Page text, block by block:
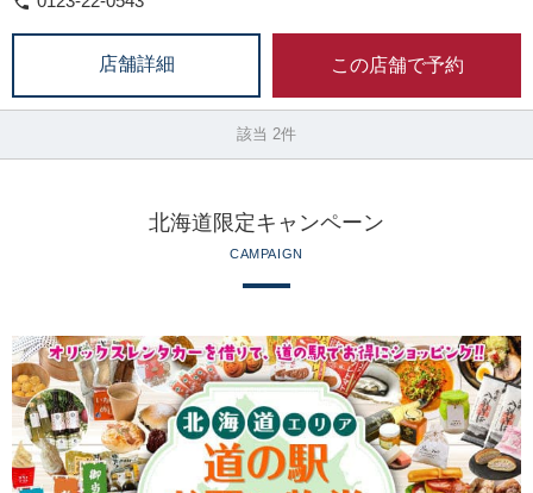
店舗詳細 この店舗で予約
該当 2件
北海道限定キャンペーン
CAMPAIGN